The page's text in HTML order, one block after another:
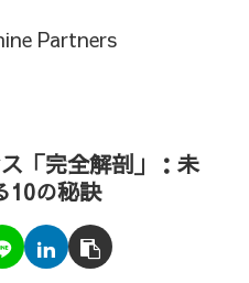
Partners
「完全解剖」：未
10の秘訣